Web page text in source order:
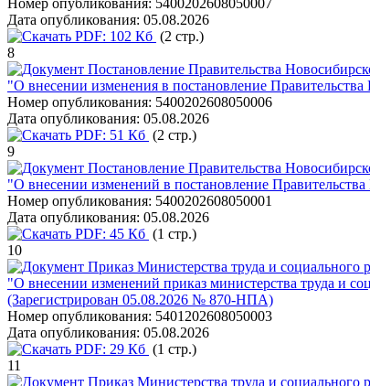
Номер опубликования: 5400202608050007
Дата опубликования: 05.08.2026
PDF: 102 Кб (2 стр.)
8
Постановление Правительства
"О внесении изменения в постановление
Номер опубликования: 5400202608050006
Дата опубликования: 05.08.2026
PDF: 51 Кб (2 стр.)
9
Постановление Правительства
"О внесении изменений в постановление
Номер опубликования: 5400202608050001
Дата опубликования: 05.08.2026
PDF: 45 Кб (1 стр.)
10
Приказ Министерства труда и
"О внесении изменений приказ министерства труда и
(Зарегистрирован 05.08.2026 № 870-НПА)
Номер опубликования: 5401202608050003
Дата опубликования: 05.08.2026
PDF: 29 Кб (1 стр.)
11
Приказ Министерства труда и